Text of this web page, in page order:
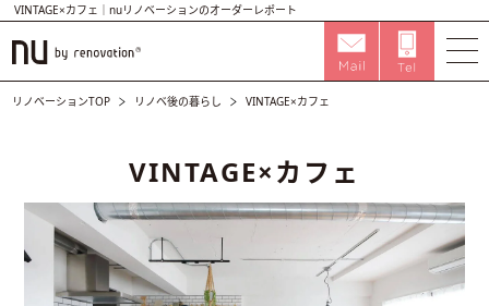
VINTAGE×カフェ｜nuリノベーションのオーダーレポート
リノベーションTOP リノベ後の暮らし VINTAGE×カフェ
VINTAGE×カフェ